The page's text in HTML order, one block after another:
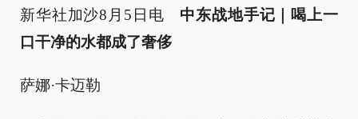
新华社加沙8月5日电 中东战地手记｜喝上一
口干净的水都成了奢侈
萨娜·卡迈勒